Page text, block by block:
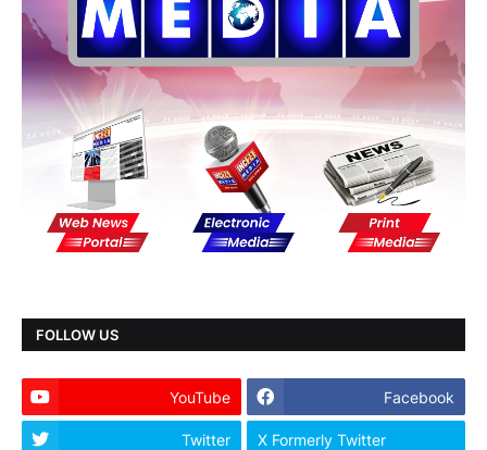
FOLLOW US
YouTube Facebook
Twitter X Formerly Twitter